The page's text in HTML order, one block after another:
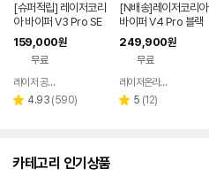
[슈퍼적립] 레이저코리
아 바이퍼 V3 Pro SE
바브삼 e스포츠 무선
게이밍 마우스
159,000원
무료
페이
레이저 공식스토어
별 4.93 리
(590)
[N배송]레이저코리아
바이퍼 V4 Pro 블랙
바브사 무선 게이밍 마
우스 2세대 동글+그립
[오늘주문 내일도착]
249,900원
무료
레이저온라인스토어
별 5 리
(12)
카테고리 인기상품